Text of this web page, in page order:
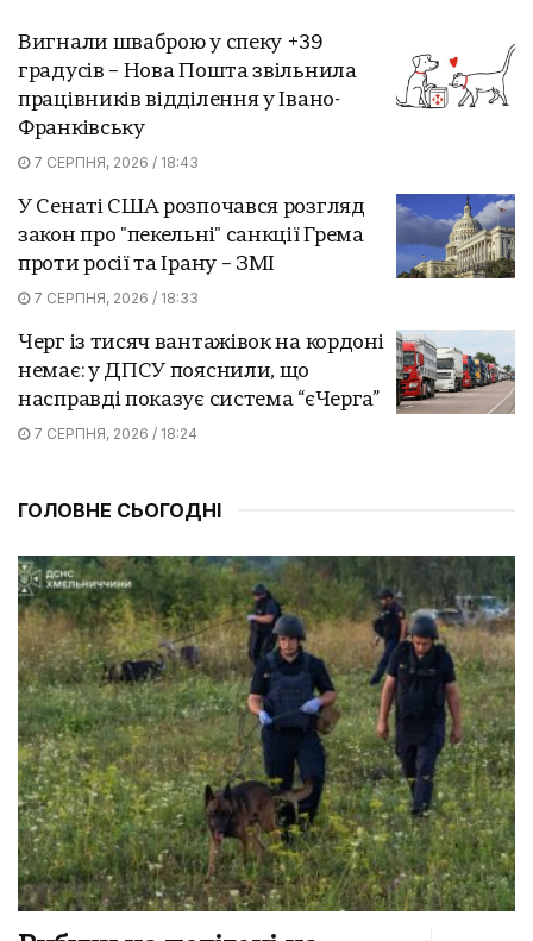
Вигнали шваброю у спеку +39
градусів – Нова Пошта звільнила
працівників відділення у Івано-
Франківську
7 СЕРПНЯ, 2026 / 18:43
У Сенаті США розпочався розгляд
закон про "пекельні" санкції Грема
проти росії та Ірану – ЗМІ
7 СЕРПНЯ, 2026 / 18:33
Черг із тисяч вантажівок на кордоні
немає: у ДПСУ пояснили, що
насправді показує система “єЧерга”
7 СЕРПНЯ, 2026 / 18:24
ГОЛОВНЕ СЬОГОДНІ